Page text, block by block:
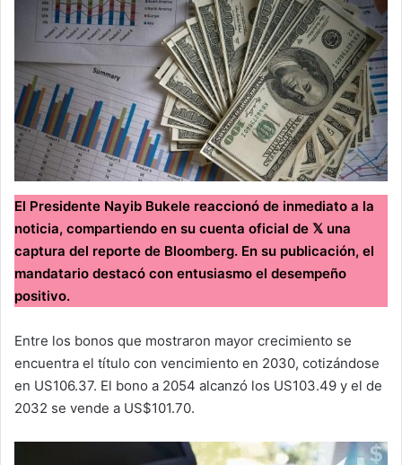
El Presidente Nayib Bukele reaccionó de inmediato a la
noticia, compartiendo en su cuenta oficial de 𝕏 una
captura del reporte de Bloomberg. En su publicación, el
mandatario destacó con entusiasmo el desempeño
positivo.
Entre los bonos que mostraron mayor crecimiento se
encuentra el título con vencimiento en 2030, cotizándose
en US106.37. El bono a 2054 alcanzó los US103.49 y el de
2032 se vende a US$101.70.